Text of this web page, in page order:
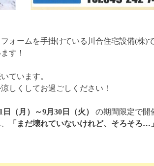
ォームを手掛けている川合住宅設備(株)で
す！
ています。
しくしてお過ごしください！
日（月）～9月30日（火）
の期間限定で開
「まだ壊れていないけれど、そろそろ…」